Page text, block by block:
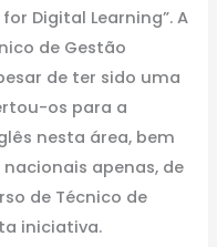
Digital Learning”. A
de Gestão
de ter sido uma
os para a
nesta área, bem
apenas, de
de Técnico de
iniciativa.